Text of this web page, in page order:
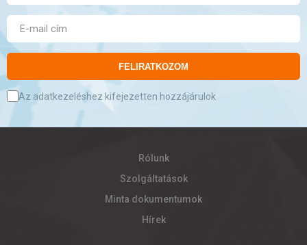
FELIRATKOZOM
Az adatkezeléshez kifejezetten hozzájárulok
Rólunk
Szolgáltatások
Minta dokumentumok
Hírek